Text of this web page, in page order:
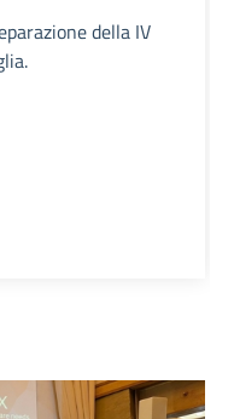
della IV